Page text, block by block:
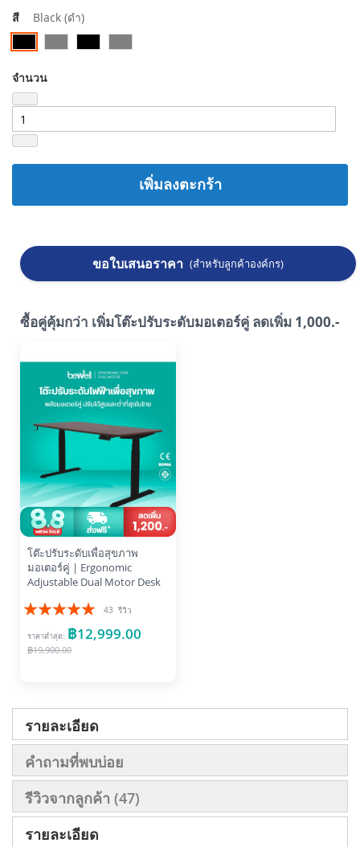
สี Black (ดำ)
จำนวน
เพิ่มลงตะกร้า
ขอใบเสนอราคา (สำหรับลูกค้าองค์กร)
ซื้อคู่คุ้มกว่า เพิ่มโต๊ะปรับระดับมอเตอร์คู่ ลดเพิ่ม 1,000.-
โต๊ะปรับระดับเพื่อสุขภาพ
มอเตอร์คู่ | Ergonomic
Adjustable Dual Motor Desk
อันดับ:
43 รีวิว
ราคาต่ำสุด ฿12,999.00
฿19,900.00
รายละเอียด
คำถามที่พบบ่อย
รีวิวจากลูกค้า 47
รายละเอียด